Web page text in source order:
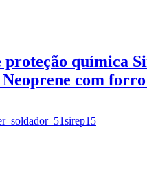
proteção química
Neoprene com